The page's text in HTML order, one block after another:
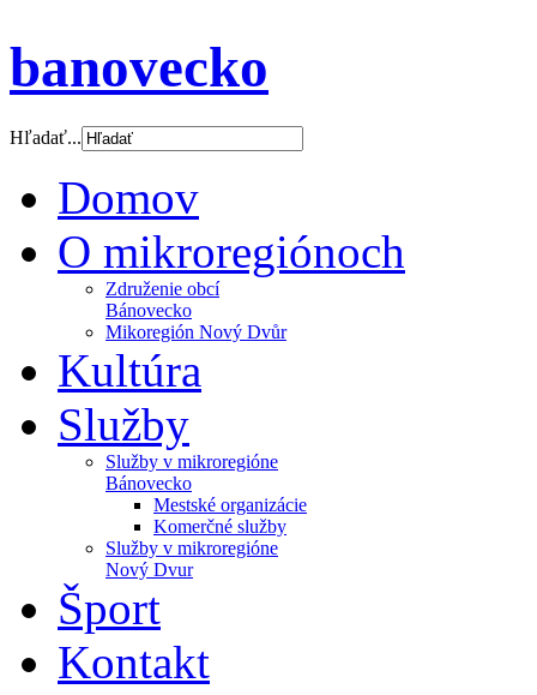
banovecko
Hľadať...
Domov
O mikroregiónoch
Združenie obcí
Bánovecko
Mikoregión Nový Dvůr
Kultúra
Služby
Služby v mikroregióne
Bánovecko
Mestské organizácie
Komerčné služby
Služby v mikroregióne
Nový Dvur
Šport
Kontakt